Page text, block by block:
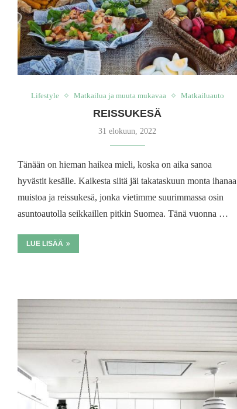
Lifestyle Matkailua ja muuta mukavaa Matkailuauto
REISSUKESÄ
31 elokuun, 2022
Tänään on hieman haikea mieli, koska on aika sanoa
hyvästit kesälle. Kaikesta siitä jäi takataskuun monta ihanaa
muistoa ja reissukesä, jonka vietimme suurimmassa osin
asuntoautolla seikkaillen pitkin Suomea. Tänä vuonna …
LUE LISÄÄ